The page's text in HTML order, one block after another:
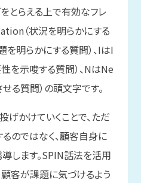
とらえる上で有効なフレ
（状況を明らかにする
を明らかにする質問）、IはI
示唆する質問）、NはNe
る質問）の頭文字です。
げかけていくことで、ただ
のではなく、顧客自身に
します。SPIN話法を活用
顧客が課題に気づけるよう